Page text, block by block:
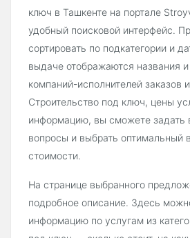
ключ в Ташкенте на портале
удобный поисковой интерфейс.
сортировать по подкатегории и
выдаче отображаются названия и
компаний-исполнителей заказов
Строительство под ключ, цены
информацию, вы сможете задать
вопросы и выбрать оптимальный
стоимости.
На странице выбранного
подробное описание. Здесь
информацию по услугам из